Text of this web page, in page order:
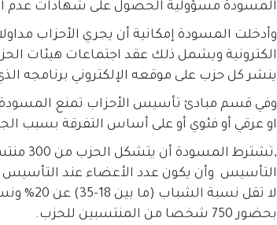
المسودة مسؤولية الحصول على شهادات عدم
وأدخلت المسودة إمكانية أن يجري الأحزاب
الكترونية ويشمل ذلك عقد اجتماعات هيئات
ينشر كل حزب على موقعه الإلكتروني برنامجه
وفي قسم مبادئ تأسيس الأحزاب تمنع
او عرقي أو فئوي أو على أساس التفرقة بسبب
,تشترط
التأسيس وأن يكون عدد الأعضاء عند
بحضور 750 شخصا من المنتسبين للحزب.